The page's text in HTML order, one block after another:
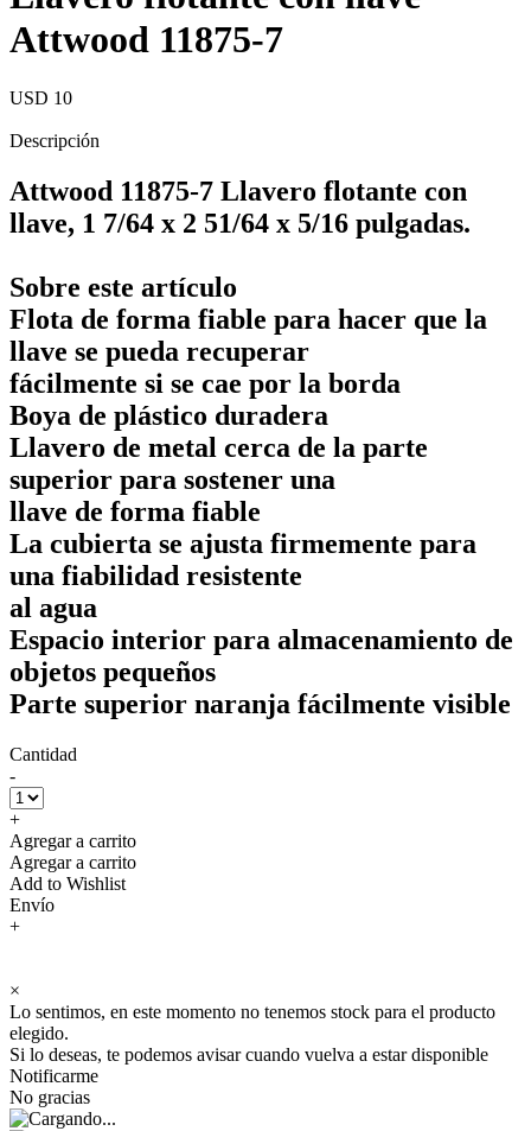
Attwood 11875-7
USD 10
Descripción
Attwood 11875-7 Llavero flotante con
llave, 1 7/64 x 2 51/64 x 5/16 pulgadas.
Sobre este artículo
Flota de forma fiable para hacer que la
llave se pueda recuperar
fácilmente si se cae por la borda
Boya de plástico duradera
Llavero de metal cerca de la parte
superior para sostener una
llave de forma fiable
La cubierta se ajusta firmemente para
una fiabilidad resistente
al agua
Espacio interior para almacenamiento de
objetos pequeños
Parte superior naranja fácilmente visible
Cantidad
-
+
Agregar a carrito
Agregar a carrito
Add to Wishlist
Envío
+
×
Lo sentimos, en este momento no tenemos stock para el producto
elegido.
Si lo deseas, te podemos avisar cuando vuelva a estar disponible
Notificarme
No gracias